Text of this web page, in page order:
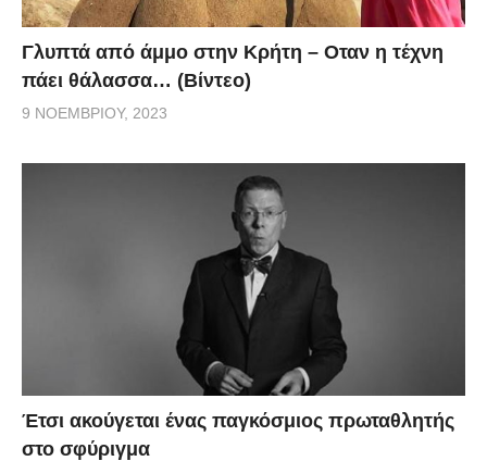
Γλυπτά από άμμο στην Κρήτη – Οταν η τέχνη
πάει θάλασσα… (Βίντεο)
9 ΝΟΕΜΒΡΊΟΥ, 2023
Έτσι ακούγεται ένας παγκόσμιος πρωταθλητής
στο σφύριγμα